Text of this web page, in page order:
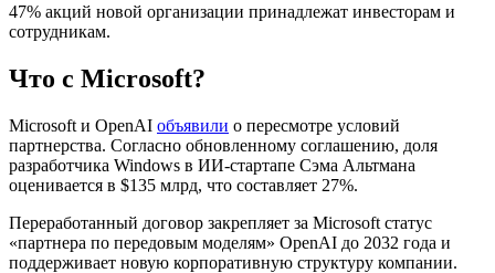
47% акций новой организации принадлежат инвесторам и
сотрудникам.
Что с Microsoft?
Microsoft и OpenAI объявили о пересмотре условий
партнерства. Согласно обновленному соглашению, доля
разработчика Windows в ИИ-стартапе Сэма Альтмана
оценивается в $135 млрд, что составляет 27%.
Переработанный договор закрепляет за Microsoft статус
«партнера по передовым моделям» OpenAI до 2032 года и
поддерживает новую корпоративную структуру компании.